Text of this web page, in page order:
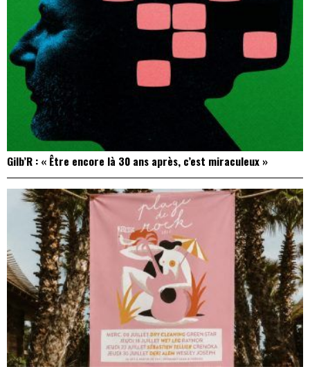
Gilb’R : « Être encore là 30 ans après, c’est miraculeux »